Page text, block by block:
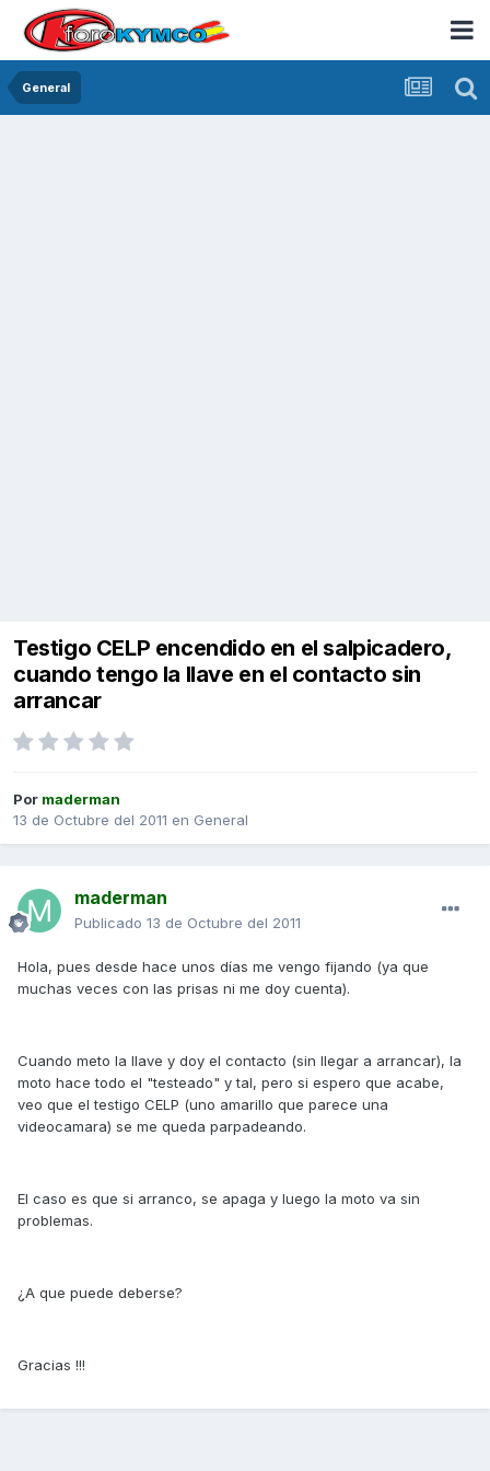
General
Testigo CELP encendido en el salpicadero,
cuando tengo la llave en el contacto sin
arrancar
Por maderman
13 de Octubre del 2011 en General
maderman
Publicado 13 de Octubre del 2011
Hola, pues desde hace unos días me vengo fijando (ya que
muchas veces con las prisas ni me doy cuenta).
Cuando meto la llave y doy el contacto (sin llegar a arrancar), la
moto hace todo el "testeado" y tal, pero si espero que acabe,
veo que el testigo CELP (uno amarillo que parece una
videocamara) se me queda parpadeando.
El caso es que si arranco, se apaga y luego la moto va sin
problemas.
¿A que puede deberse?
Gracias !!!